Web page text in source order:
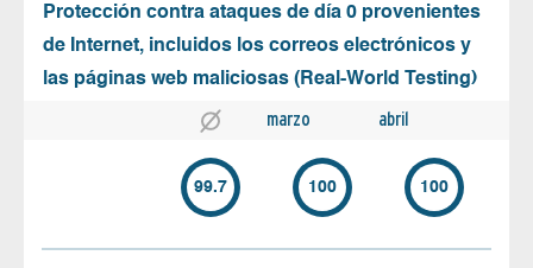
Protección contra ataques de día 0 provenientes
de Internet, incluidos los correos electrónicos y
las páginas web maliciosas (Real-World Testing)
marzo abril
99.7 100 100